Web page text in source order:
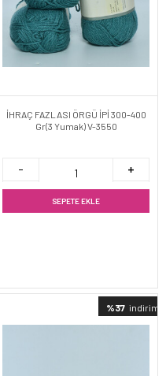
İHRAÇ FAZLASI ÖRGÜ İPİ 300-400
Gr(3 Yumak) V-3550
SEPETE EKLE
%37 indirimli